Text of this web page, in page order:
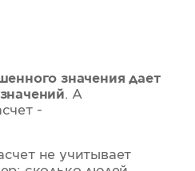
значения дает
. А
-
не учитывает